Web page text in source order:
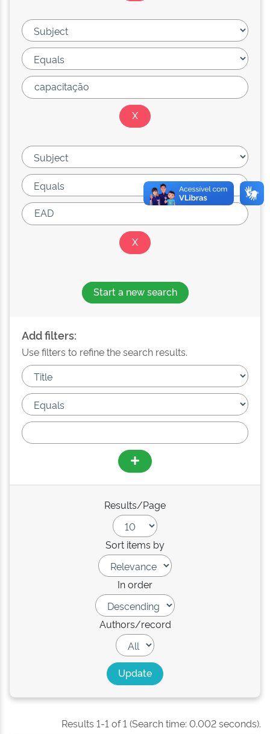
Start a new search
Add filters:
Use filters to refine the search results.
Results/Page
Sort items by
In order
Authors/record
Results 1-1 of 1 (Search time: 0.002 seconds).